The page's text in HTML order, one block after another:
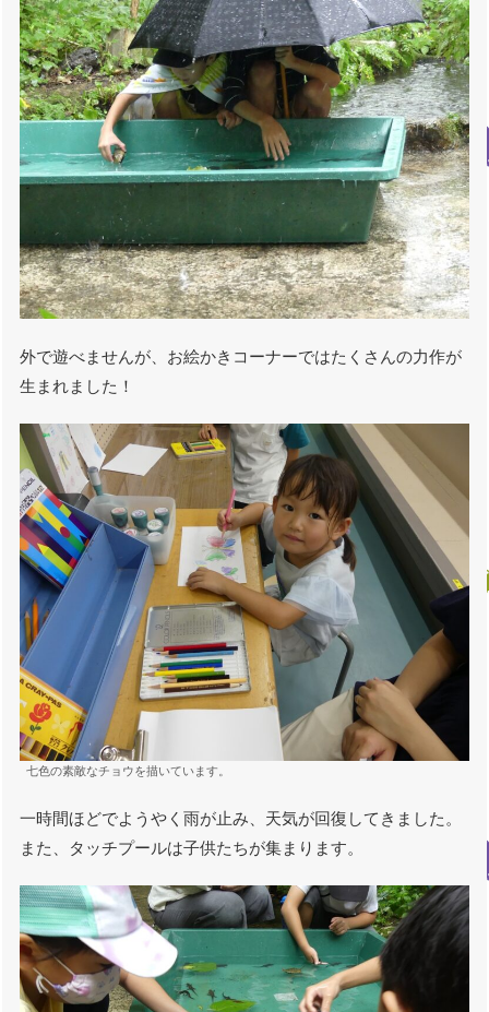
外で遊べませんが、お絵かきコーナーではたくさんの力作が
生まれました！
七色の素敵なチョウを描いています。
一時間ほどでようやく雨が止み、天気が回復してきました。
また、タッチプールは子供たちが集まります。